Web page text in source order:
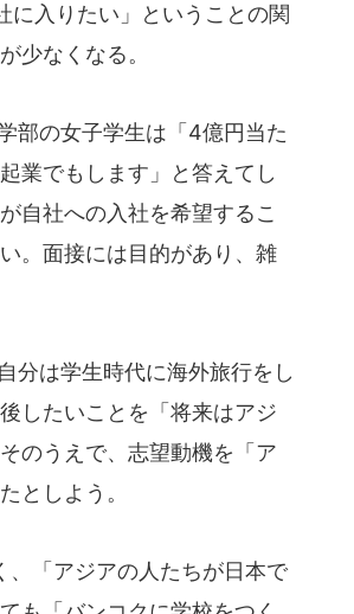
に入りたい」ということの関
少なくなる。
部の女子学生は「4億円当た
業でもします」と答えてし
自社への入社を希望するこ
。面接には目的があり、雑
分は学生時代に海外旅行をし
したいことを「将来はアジ
のうえで、志望動機を「ア
としよう。
「アジアの人たちが日本で